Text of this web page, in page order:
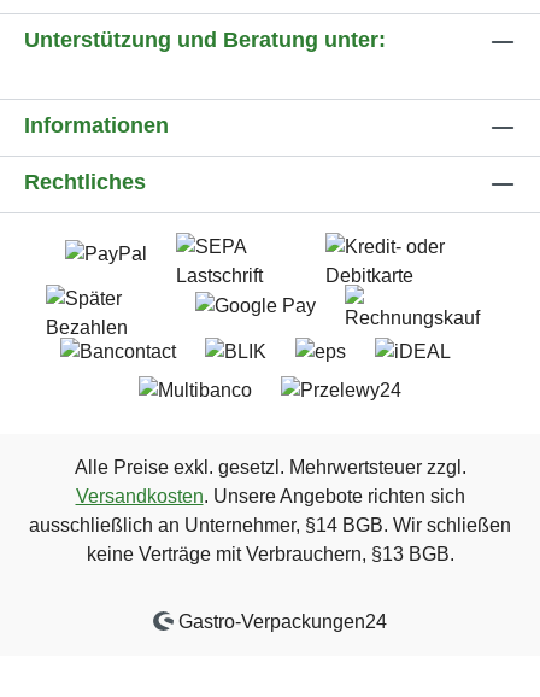
Unterstützung und Beratung unter:
Informationen
Rechtliches
Alle Preise exkl. gesetzl. Mehrwertsteuer zzgl.
Versandkosten. Unsere Angebote richten sich
ausschließlich an Unternehmer, §14 BGB. Wir schließen
keine Verträge mit Verbrauchern, §13 BGB.
Gastro-Verpackungen24